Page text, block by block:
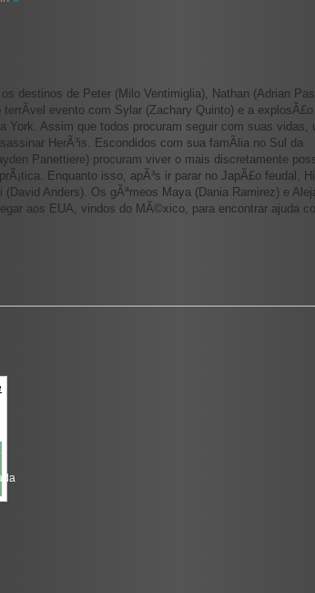
os destinos de Peter (Milo Ventimiglia), Nathan (Adrian
terrÃ­vel evento com Sylar (Zachary Quinto) e a explosÃ£o
York. Assim que todos procuram seguir com suas vidas,
HerÃ³is. Escondidos com sua famÃ­lia no Sul da
Panettiere) procuram viver o mais discretamente
Enquanto isso, apÃ³s ir parar no JapÃ£o feudal,
(David Anders). Os gÃªmeos Maya (Dania Ramirez) e
aos EUA, vindos do MÃ©xico, para encontrar ajuda